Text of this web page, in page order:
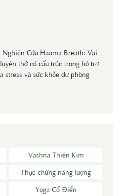
Nghiên Cứu Haama Breath: Vai
thở có cấu trúc trong hỗ trợ
stress và sức khỏe dự phòng
Vashna Thiên Kim
Thực chứng năng lượng
Yoga Cổ Điển